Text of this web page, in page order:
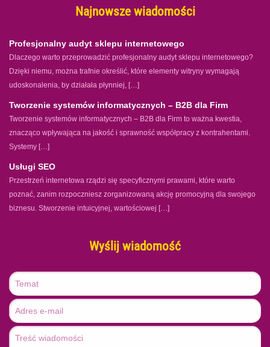
Najnowsze wiadomości
Profesjonalny audyt sklepu internetowego
Dlaczego warto przeprowadzić profesjonalny audyt sklepu internetowego?
Dzięki niemu, można trafnie określić, które elementy witryny wymagają
udoskonalenia, by działała płynniej, […]
Tworzenie systemów informatycznych – B2B dla Firm
Tworzenie systemów informatycznych – B2B dla Firm to ważna kwestia,
znacząco wpływająca na jakość i sprawność współpracy z kontrahentami.
Systemy […]
Usługi SEO
Przestrzeń internetowa rządzi się specyficznymi prawami, które warto
poznać, zanim rozpoczniesz zorganizowaną akcję promocyjną dla swojego
biznesu. Stworzenie intuicyjnej, wartościowej […]
Wyślij wiadomość